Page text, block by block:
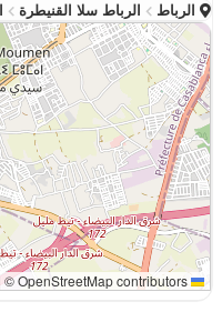
الرباط الرباط سلا القنيطرة
© OpenStreetMap contributors